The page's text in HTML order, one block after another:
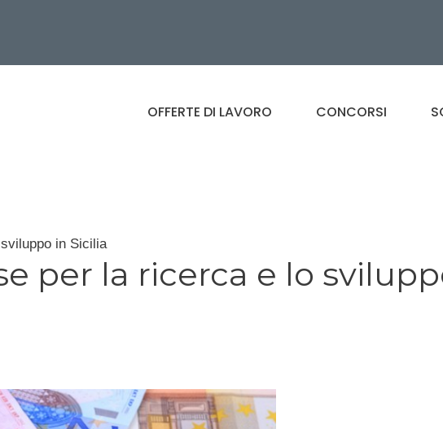
OFFERTE DI LAVORO CONCORSI
in Sicilia
per la ricerca e lo